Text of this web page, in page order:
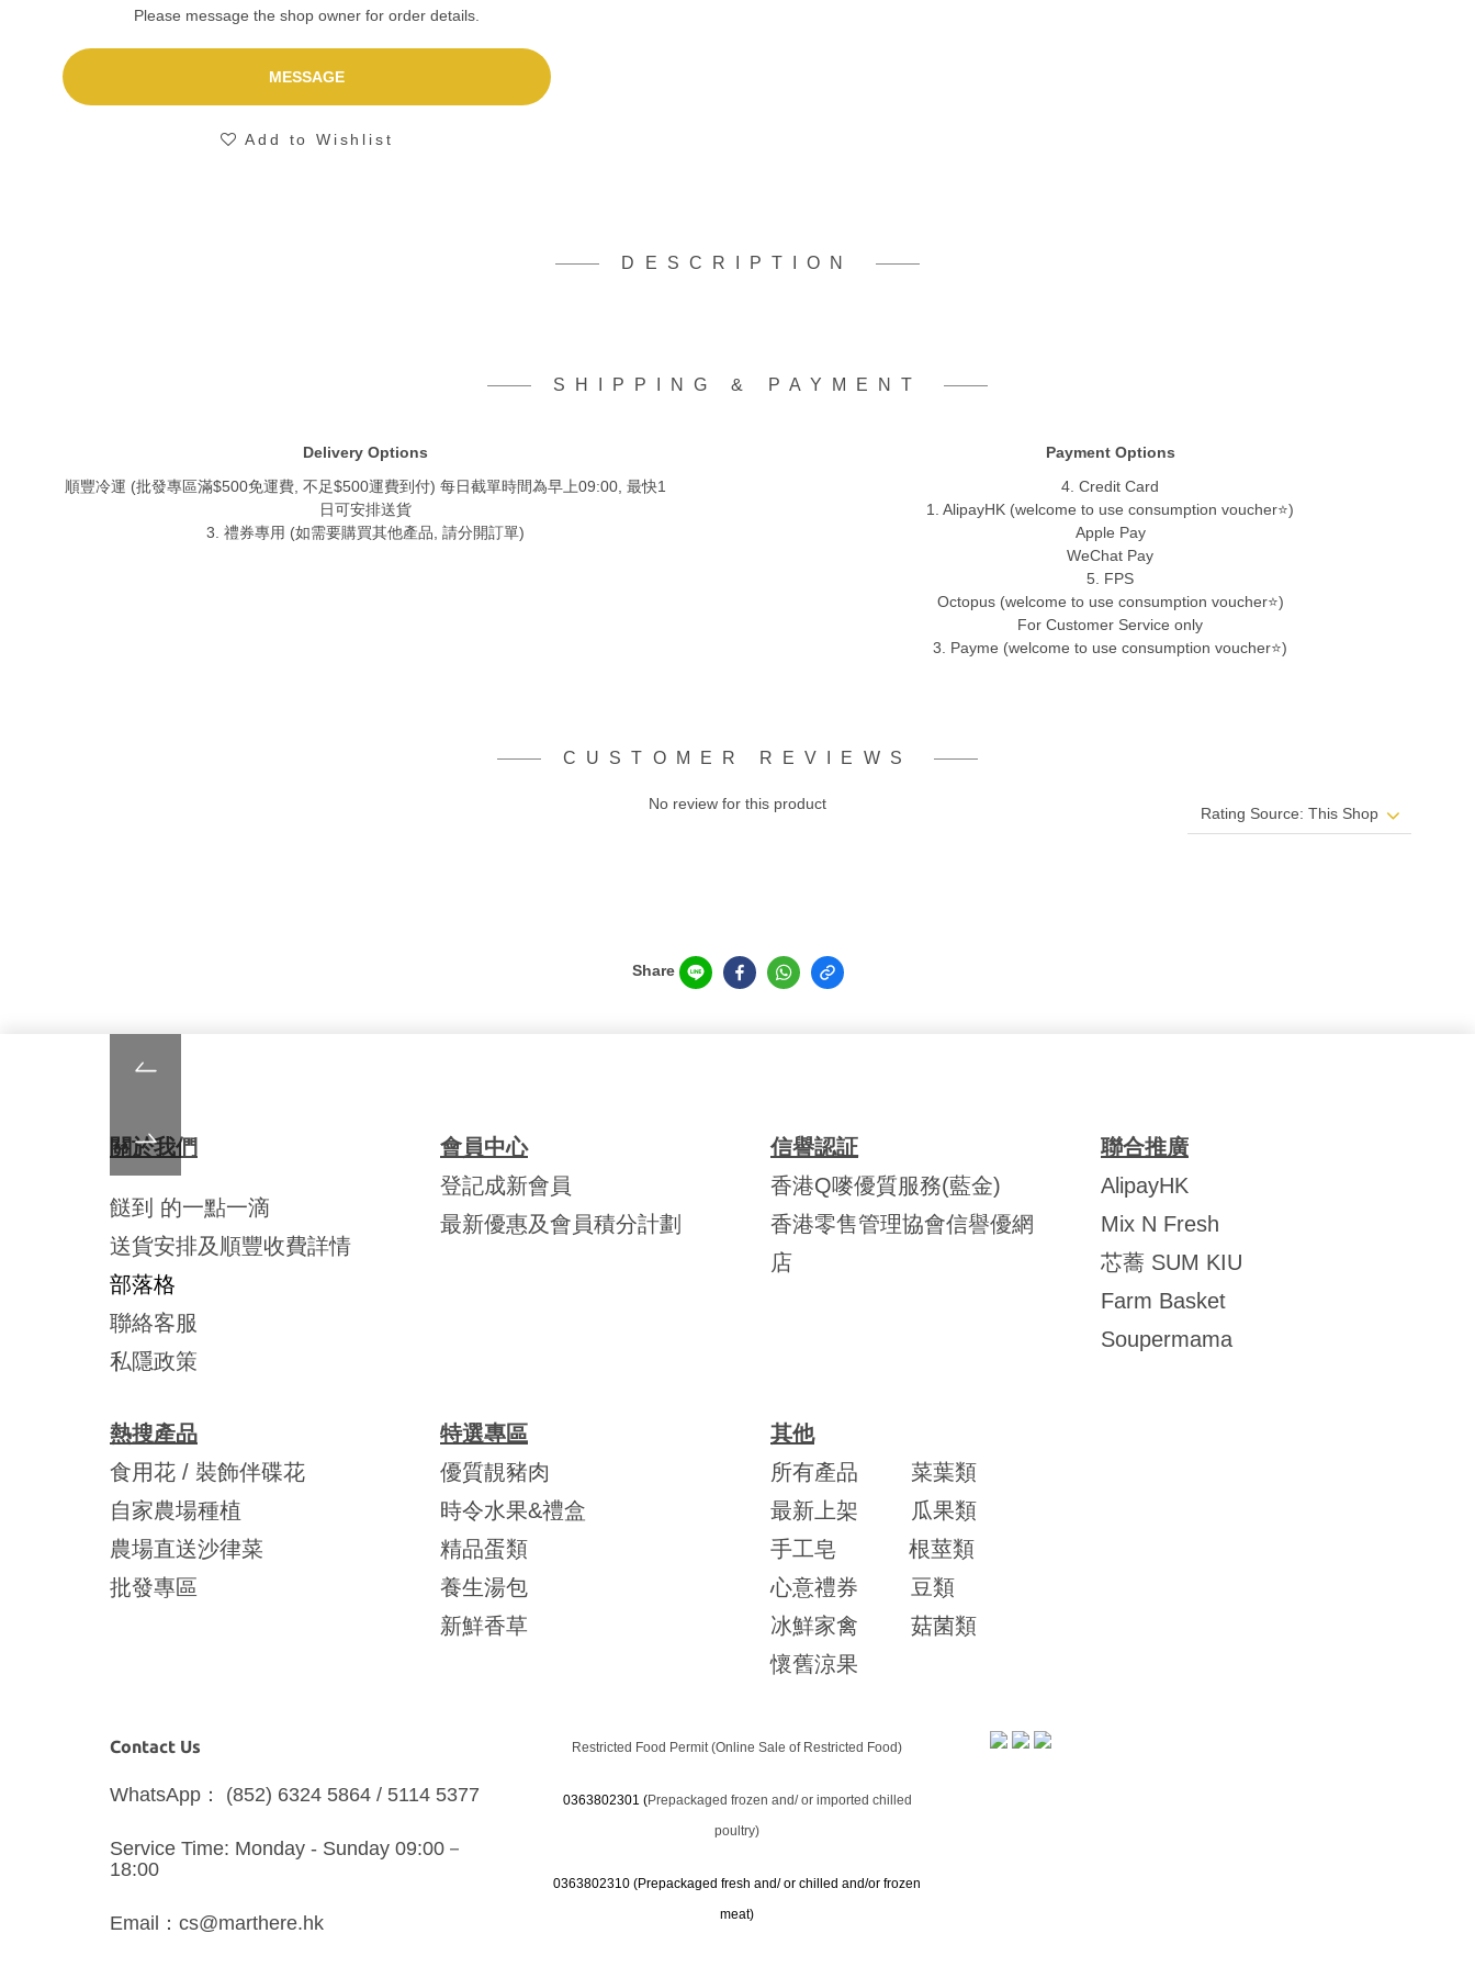
Please message the shop owner for order details.
MESSAGE
Add to Wishlist
DESCRIPTION
SHIPPING & PAYMENT
Delivery Options
順豐冷運 (批發專區滿$500免運費, 不足$500運費到付) 每日截單時間為早上09:00, 最快1
日可安排送貨
3. 禮券專用 (如需要購買其他產品, 請分開訂單)
Payment Options
4. Credit Card
1. AlipayHK (welcome to use consumption voucher⭐)
Apple Pay
WeChat Pay
5. FPS
Octopus (welcome to use consumption voucher⭐)
For Customer Service only
3. Payme (welcome to use consumption voucher⭐)
CUSTOMER REVIEWS
No review for this product
Share
關於我們
餸到 的一點一滴
送貨安排及順豐收費詳情
部落格
聯絡客服
私隱政策
會員中心
登記成新會員
最新優惠及會員積分計劃
信譽認証
香港Q嘜優質服務(藍金)
香港零售管理協會信譽優網
店
聯合推廣
AlipayHK
Mix N Fresh
芯蕎 SUM KIU
Farm Basket
Soupermama
熱搜產品
食用花 / 裝飾伴碟花
自家農場種植
農場直送沙律菜
批發專區
特選專區
優質靚豬肉
時令水果&禮盒
精品蛋類
養生湯包
新鮮香草
其他
所有產品
菜葉類
最新上架
瓜果類
手工皂
根莖類
心意禮券
豆類
冰鮮家禽
菇菌類
懷舊涼果
Contact Us
WhatsApp： (852) 6324 5864 / 5114 5377
Service Time: Monday - Sunday 09:00－
18:00
Email：cs@marthere.hk
Restricted Food Permit (Online Sale of Restricted Food)
0363802301 (Prepackaged frozen and/ or imported chilled
poultry)
0363802310 (Prepackaged fresh and/ or chilled and/or frozen
meat)